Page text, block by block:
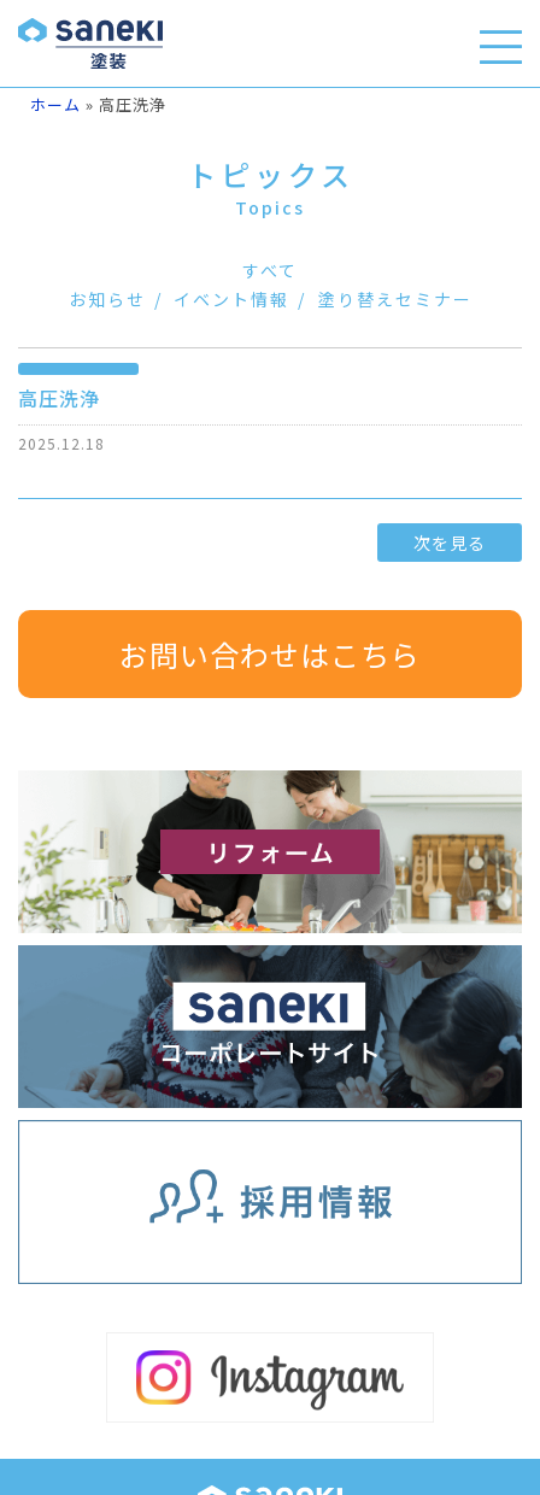
ホーム » 高圧洗浄
トピックス
Topics
すべて
お知らせ
イベント情報 塗り替えセミナー
高圧洗浄
2025.12.18
次を見る
お問い合わせはこちら